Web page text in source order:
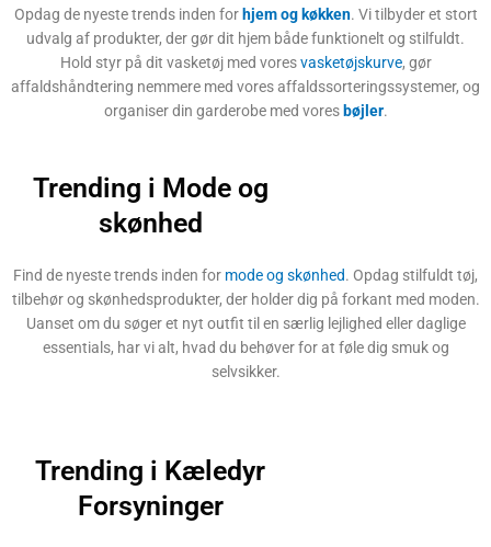
Opdag de nyeste trends inden for hjem og køkken. Vi tilbyder et stort
udvalg af produkter, der gør dit hjem både funktionelt og stilfuldt.
Hold styr på dit vasketøj med voresvasketøjskurve, gør
affaldshåndtering nemmere med vores affaldssorteringssystemer, og
organiser din garderobe med vores bøjler.
Trending i Mode og
skønhed
Find de nyeste trends inden for mode og skønhed. Opdag stilfuldt tøj,
tilbehør og skønhedsprodukter, der holder dig på forkant med moden.
Uanset om du søger et nyt outfit til en særlig lejlighed eller daglige
essentials, har vi alt, hvad du behøver for at føle dig smuk og
selvsikker.
Trending i Kæledyr
Forsyninger